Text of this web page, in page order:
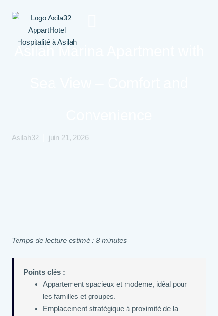
Asilah Marina Apartment with
Asilah32 juin 21, 2026
Temps de lecture estimé : 8 minutes
Points clés :
Appartement spacieux et moderne, idéal pour
les familles et groupes.
Emplacement stratégique à proximité de la